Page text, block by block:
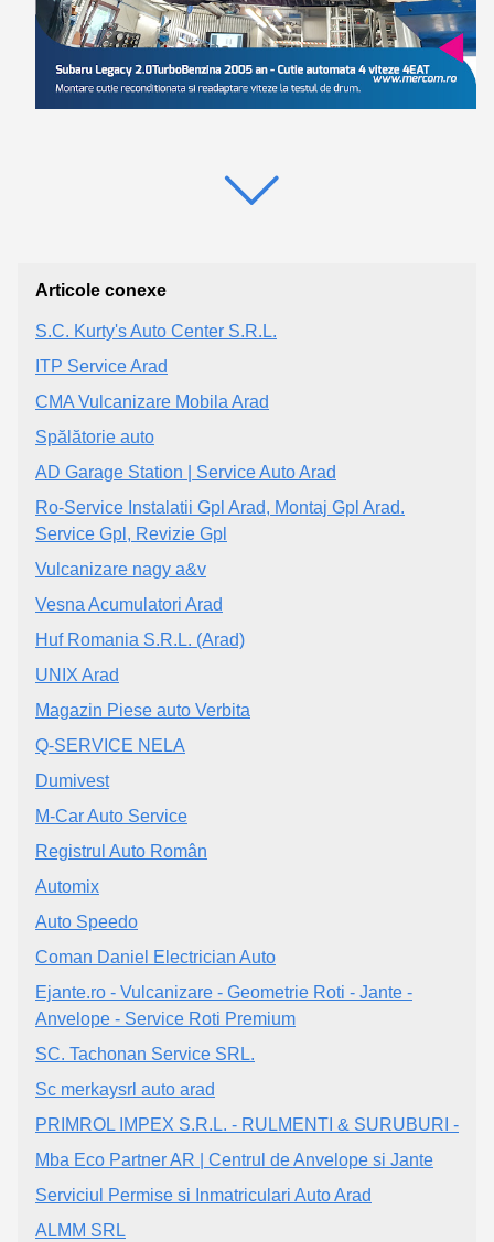
Articole conexe
S.C. Kurty's Auto Center S.R.L.
ITP Service Arad
CMA Vulcanizare Mobila Arad
Spălătorie auto
AD Garage Station | Service Auto Arad
Ro-Service Instalatii Gpl Arad, Montaj Gpl Arad.
Service Gpl, Revizie Gpl
Vulcanizare nagy a&v
Vesna Acumulatori Arad
Huf Romania S.R.L. (Arad)
UNIX Arad
Magazin Piese auto Verbita
Q-SERVICE NELA
Dumivest
M-Car Auto Service
Registrul Auto Român
Automix
Auto Speedo
Coman Daniel Electrician Auto
Ejante.ro - Vulcanizare - Geometrie Roti - Jante -
Anvelope - Service Roti Premium
SC. Tachonan Service SRL.
Sc merkaysrl auto arad
PRIMROL IMPEX S.R.L. - RULMENTI & SURUBURI -
Mba Eco Partner AR | Centrul de Anvelope si Jante
Serviciul Permise si Inmatriculari Auto Arad
ALMM SRL